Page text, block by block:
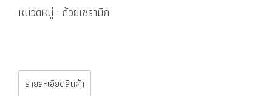
หมวดหมู่ : ถ้วยเซรามิก
รายละเอียดสินค้า